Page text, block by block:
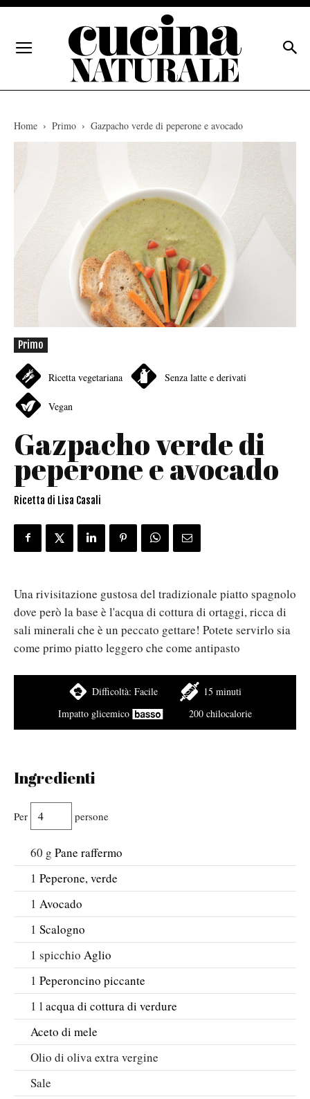
Home Primo Gazpacho verde di peperone e avocado
Primo
Ricetta vegetariana Senza latte e derivati
Vegan
Gazpacho verde di
peperone e avocado
Ricetta di Lisa Casali
Una rivisitazione gustosa del tradizionale piatto spagnolo
dove però la base è l'acqua di cottura di ortaggi, ricca di
sali minerali che è un peccato gettare! Potete servirlo sia
come primo piatto leggero che come antipasto
Difficoltà: Facile
15 minuti
Impatto glicemico
200 chilocalorie
Ingredienti
Per persone
60 g Pane raffermo
1 Peperone, verde
1 Avocado
1 Scalogno
1 spicchio Aglio
1 Peperoncino piccante
1 l acqua di cottura di verdure
Aceto di mele
Olio di oliva extra vergine
Sale